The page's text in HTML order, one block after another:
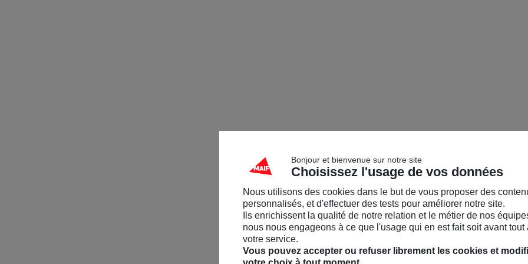
Bonjour et bienvenue sur notre site
Choisissez l'usage de vos données
Nous utilisons des cookies dans le but de vous proposer des
personnalisés, et d'effectuer des tests pour améliorer notre site.
Ils enrichissent la qualité de notre relation et le métier de nos
nous nous engageons à ce que l'usage qui en est fait soit avant tout
votre service.
Vous pouvez accepter ou refuser librement les cookies et